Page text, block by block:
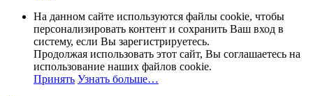
На данном сайте используются файлы cookie, чтобы
персонализировать контент и сохранить Ваш вход в
систему, если Вы зарегистрируетесь.
Продолжая использовать этот сайт, Вы соглашаетесь на
использование наших файлов cookie.
Принять Узнать больше…